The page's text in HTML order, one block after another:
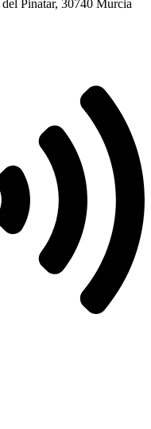
Pinatar, 30740 Murcia